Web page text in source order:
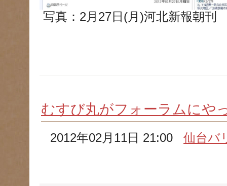
写真：2月27日(月)河北新報朝刊
むすび丸がフォーラムにや
2012年02月11日 21:00仙台バ